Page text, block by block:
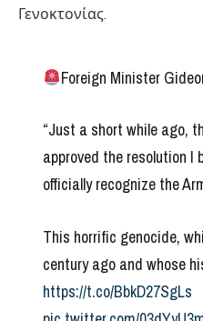
Γενοκτονίας.
Foreign Minister
“Just a short while ago,
approved the resolution I
officially recognize the
This horrific genocide,
century ago and whose
https://t.co/BbkD27SgLs